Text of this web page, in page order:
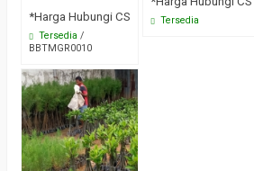
*Harga Hubungi CS
Tersedia /
BBTMGR0010
Tersedia